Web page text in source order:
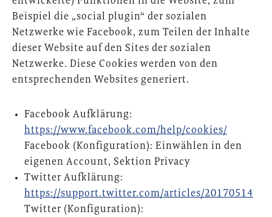
Beispiel die „social plugin“ der sozialen
Netzwerke wie Facebook, zum Teilen der Inhalte
dieser Website auf den Sites der sozialen
Netzwerke. Diese Cookies werden von den
entsprechenden Websites generiert.
Facebook Aufklärung:
https://www.facebook.com/help/cookies/
Facebook (Konfiguration): Einwählen in den
eigenen Account, Sektion Privacy
Twitter Aufklärung:
https://support.twitter.com/articles/20170514
Twitter (Konfiguration):